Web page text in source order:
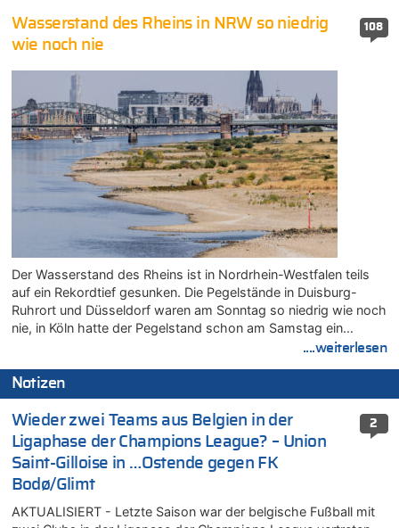
108
Wasserstand des Rheins in NRW so niedrig
wie noch nie
Der Wasserstand des Rheins ist in Nordrhein-Westfalen teils
auf ein Rekordtief gesunken. Die Pegelstände in Duisburg-
Ruhrort und Düsseldorf waren am Sonntag so niedrig wie noch
nie, in Köln hatte der Pegelstand schon am Samstag ein…
....weiterlesen
Notizen
2
Wieder zwei Teams aus Belgien in der
Ligaphase der Champions League? – Union
Saint-Gilloise in …Ostende gegen FK
Bodø/Glimt
AKTUALISIERT - Letzte Saison war der belgische Fußball mit